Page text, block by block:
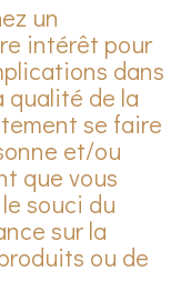
un
intérêt pour
dans
qualité de la
se faire
et/ou
que vous
souci du
sur la
ou de